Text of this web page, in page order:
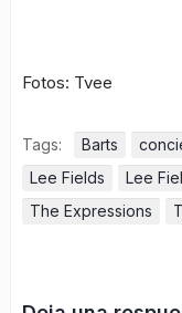
Fotos: Tvee
Tags: Barts
Lee Fields
Lee
The Expressions